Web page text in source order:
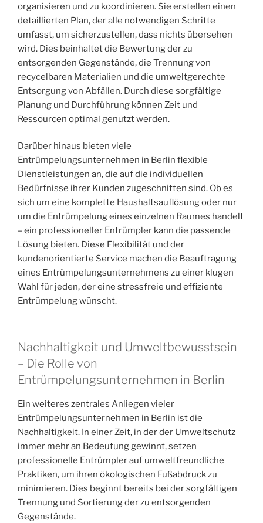
organisieren und zu koordinieren. Sie erstellen einen
detaillierten Plan, der alle notwendigen Schritte
umfasst, um sicherzustellen, dass nichts übersehen
wird. Dies beinhaltet die Bewertung der zu
entsorgenden Gegenstände, die Trennung von
recycelbaren Materialien und die umweltgerechte
Entsorgung von Abfällen. Durch diese sorgfältige
Planung und Durchführung können Zeit und
Ressourcen optimal genutzt werden.
Darüber hinaus bieten viele
Entrümpelungsunternehmen in Berlin flexible
Dienstleistungen an, die auf die individuellen
Bedürfnisse ihrer Kunden zugeschnitten sind. Ob es
sich um eine komplette Haushaltsauflösung oder nur
um die Entrümpelung eines einzelnen Raumes handelt
– ein professioneller Entrümpler kann die passende
Lösung bieten. Diese Flexibilität und der
kundenorientierte Service machen die Beauftragung
eines Entrümpelungsunternehmens zu einer klugen
Wahl für jeden, der eine stressfreie und effiziente
Entrümpelung wünscht.
Nachhaltigkeit und Umweltbewusstsein
– Die Rolle von
Entrümpelungsunternehmen in Berlin
Ein weiteres zentrales Anliegen vieler
Entrümpelungsunternehmen in Berlin ist die
Nachhaltigkeit. In einer Zeit, in der der Umweltschutz
immer mehr an Bedeutung gewinnt, setzen
professionelle Entrümpler auf umweltfreundliche
Praktiken, um ihren ökologischen Fußabdruck zu
minimieren. Dies beginnt bereits bei der sorgfältigen
Trennung und Sortierung der zu entsorgenden
Gegenstände.